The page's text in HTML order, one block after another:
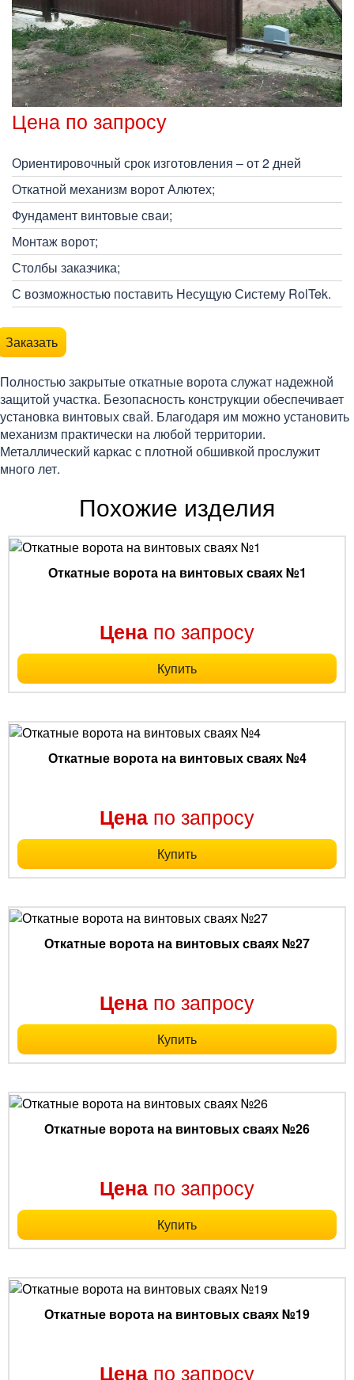
Цена по запросу
Ориентировочный срок изготовления – от 2 дней
Откатной механизм ворот Алютех;
Фундамент винтовые сваи;
Монтаж ворот;
Столбы заказчика;
С возможностью поставить Несущую Систему RolTek.
Заказать
Полностью закрытые откатные ворота служат надежной
защитой участка. Безопасность конструкции обеспечивает
установка винтовых свай. Благодаря им можно установить
механизм практически на любой территории.
Металлический каркас с плотной обшивкой прослужит
много лет.
Похожие изделия
Откатные ворота на винтовых сваях №1
Цена по запросу
Купить
Откатные ворота на винтовых сваях №4
Цена по запросу
Купить
Откатные ворота на винтовых сваях №27
Цена по запросу
Купить
Откатные ворота на винтовых сваях №26
Цена по запросу
Купить
Откатные ворота на винтовых сваях №19
Цена по запросу